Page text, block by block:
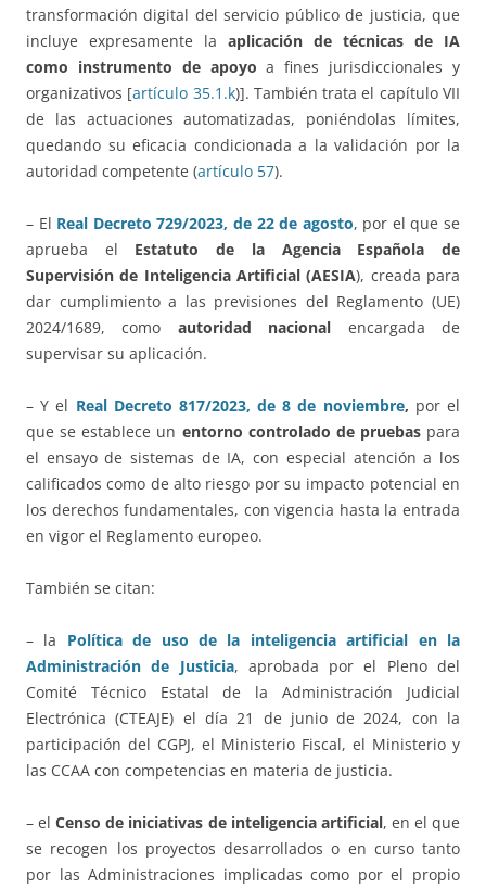
transformación digital del servicio público de justicia, que
incluye expresamente la aplicación de técnicas de IA
como instrumento de apoyo a fines jurisdiccionales y
organizativos [artículo 35.1.k)]. También trata el capítulo VII
de las actuaciones automatizadas, poniéndolas límites,
quedando su eficacia condicionada a la validación por la
autoridad competente (artículo 57).
– El Real Decreto 729/2023, de 22 de agosto, por el que se
aprueba el Estatuto de la Agencia Española de
Supervisión de Inteligencia Artificial (AESIA), creada para
dar cumplimiento a las previsiones del Reglamento (UE)
2024/1689, como autoridad nacional encargada de
supervisar su aplicación.
– Y el Real Decreto 817/2023, de 8 de noviembre, por el
que se establece un entorno controlado de pruebaspara
el ensayo de sistemas de IA, con especial atención a los
calificados como de alto riesgo por su impacto potencial en
los derechos fundamentales, con vigencia hasta la entrada
en vigor el Reglamento europeo.
También se citan:
– la Política de uso de la inteligencia artificial en la
Administración de Justicia, aprobada por el Pleno del
Comité Técnico Estatal de la Administración Judicial
Electrónica (CTEAJE) el día 21 de junio de 2024, con la
participación del CGPJ, el Ministerio Fiscal, el Ministerio y
las CCAA con competencias en materia de justicia.
– elCenso de iniciativas de inteligencia artificial, en el que
se recogen los proyectos desarrollados o en curso tanto
por las Administraciones implicadas como por el propio